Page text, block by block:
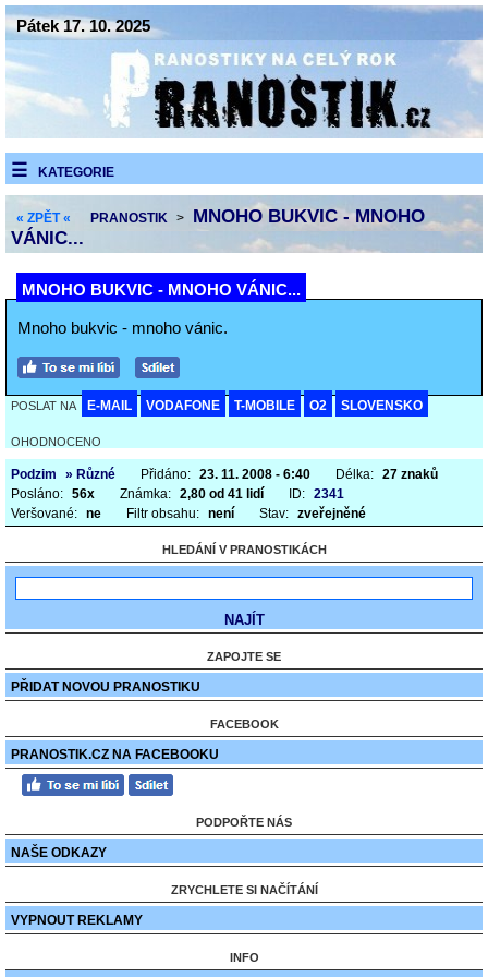
Pátek 17. 10. 2025
KATEGORIE
« ZPĚT « PRANOSTIK >
MNOHO BUKVIC - MNOHO
VÁNIC...
MNOHO BUKVIC - MNOHO VÁNIC...
Mnoho bukvic - mnoho vánic.
POSLAT NA E-MAIL VODAFONE T-MOBILE O2 SLOVENSKO
OHODNOCENO
Podzim » Různé Přidáno: 23. 11. 2008 - 6:40 Délka: 27 znaků
Posláno: 56x Známka: 2,80 od 41 lidí ID: 2341
Veršované: ne Filtr obsahu: není Stav: zveřejněné
HLEDÁNÍ V PRANOSTIKÁCH
ZAPOJTE SE
PŘIDAT NOVOU PRANOSTIKU
FACEBOOK
PRANOSTIK.CZ NA FACEBOOKU
PODPOŘTE NÁS
NAŠE ODKAZY
ZRYCHLETE SI NAČÍTÁNÍ
VYPNOUT REKLAMY
INFO